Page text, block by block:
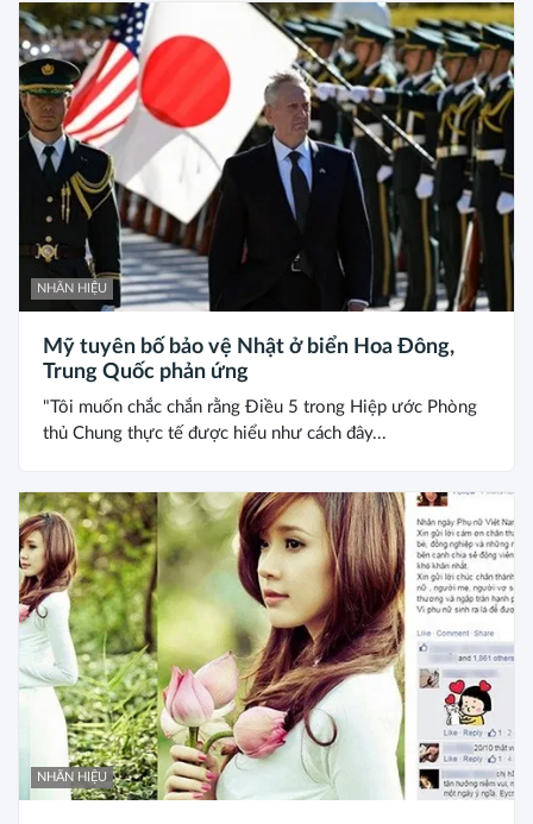
NHÃN HIỆU
Mỹ tuyên bố bảo vệ Nhật ở biển Hoa Đông,
Trung Quốc phản ứng
"Tôi muốn chắc chắn rằng Điều 5 trong Hiệp ước Phòng
thủ Chung thực tế được hiểu như cách đây...
NHÃN HIỆU